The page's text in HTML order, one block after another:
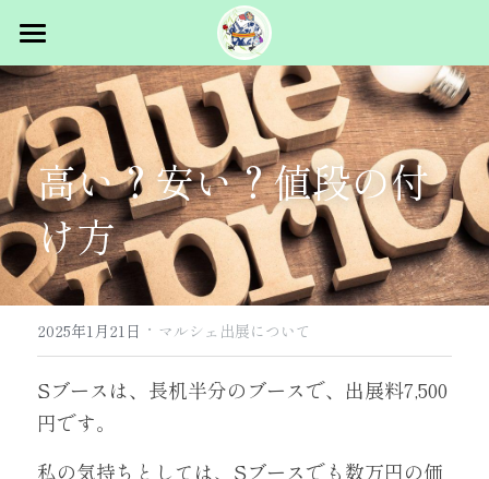
トップ
概要
イベント概要
主催者挨拶
スタッフ募集
出展者向け
マルシェ出展
パフォーマンス出展
過去ログ
2025.5.31 vol.1 in浅草
2026.1.24 vol.2 浜松町
2026.5.23-24 vol.3 浅草
コラム
お問合せ
高い？安い？値段の付
け方
2025年1月21日 · マルシェ出展について
Sブースは、長机半分のブースで、出展料7,500
円です。
私の気持ちとしては、Sブースでも数万円の価